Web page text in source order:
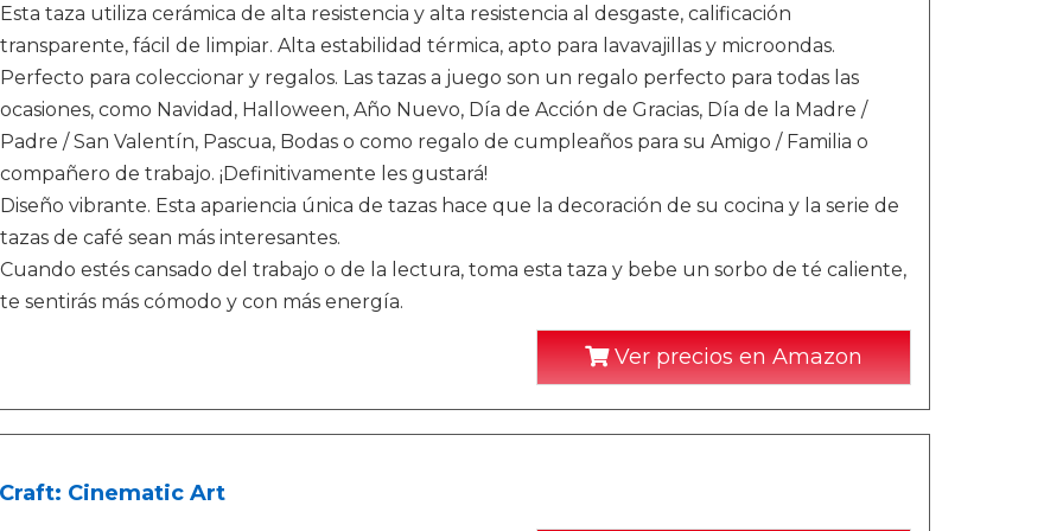
Esta taza utiliza cerámica de alta resistencia y alta resistencia al desgaste, calificación
transparente, fácil de limpiar. Alta estabilidad térmica, apto para lavavajillas y microondas.
Perfecto para coleccionar y regalos. Las tazas a juego son un regalo perfecto para todas las
ocasiones, como Navidad, Halloween, Año Nuevo, Día de Acción de Gracias, Día de la Madre /
Padre / San Valentín, Pascua, Bodas o como regalo de cumpleaños para su Amigo / Familia o
compañero de trabajo. ¡Definitivamente les gustará!
Diseño vibrante. Esta apariencia única de tazas hace que la decoración de su cocina y la serie de
tazas de café sean más interesantes.
Cuando estés cansado del trabajo o de la lectura, toma esta taza y bebe un sorbo de té caliente,
te sentirás más cómodo y con más energía.
Ver precios en Amazon
Cinematic Art